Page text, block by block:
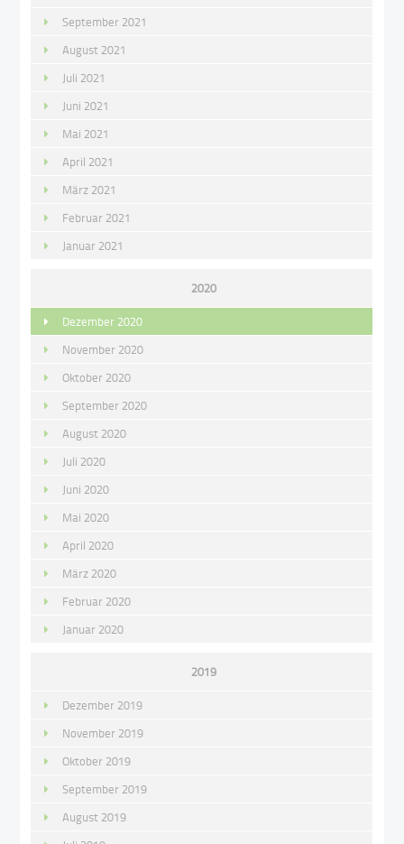
September 2021
August 2021
Juli 2021
Juni 2021
Mai 2021
April 2021
März 2021
Februar 2021
Januar 2021
2020
Dezember 2020
November 2020
Oktober 2020
September 2020
August 2020
Juli 2020
Juni 2020
Mai 2020
April 2020
März 2020
Februar 2020
Januar 2020
2019
Dezember 2019
November 2019
Oktober 2019
September 2019
August 2019